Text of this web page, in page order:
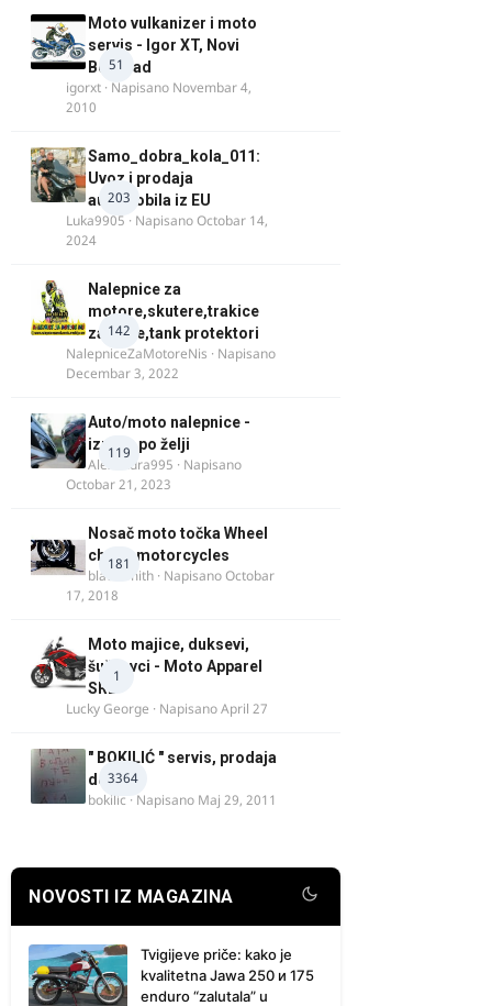
51
Moto vulkanizer i moto
servis - Igor XT, Novi
Beograd
igorxt · Napisano Novembar 4,
2010
203
Samo_dobra_kola_011:
Uvoz i prodaja
automobila iz EU
Luka9905 · NapisanoOctobar 14,
2024
142
Nalepnice za
motore,skutere,trakice
za felne,tank protektori
NalepniceZaMotoreNis · Napisano
Decembar 3, 2022
119
Auto/moto nalepnice -
izrada po želji
Alexandra995 · Napisano
Octobar 21, 2023
181
Nosač moto točka Wheel
chock motorcycles
blacksmith · NapisanoOctobar
17, 2018
1
Moto majice, duksevi,
šuškavci - Moto Apparel
SRB
Lucky George · NapisanoApril 27
3364
" BOKILIĆ " servis, prodaja
delova
bokilic · Napisano Maj 29, 2011
NOVOSTI IZ MAGAZINA
Tvigijeve priče: kako je
kvalitetna Jawa 250 и 175
enduro “zalutala” u